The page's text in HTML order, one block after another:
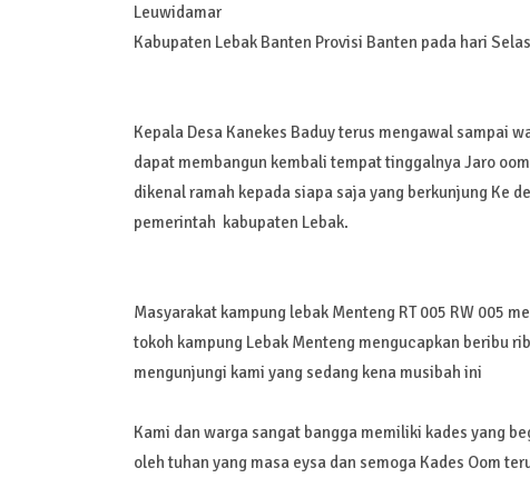
Leuwidamar
Kabupaten Lebak Banten Provisi Banten pada hari
Kepala Desa Kanekes Baduy terus mengawal sampai
dapat membangun kembali tempat tinggalnya Jaro
dikenal ramah kepada siapa saja yang berkunjung Ke
pemerintah kabupaten Lebak.
Masyarakat kampung lebak Menteng RT 005 RW 005
tokoh kampung Lebak Menteng mengucapkan beribu
mengunjungi kami yang sedang kena musibah ini
Kami dan warga sangat bangga memiliki kades yang
oleh tuhan yang masa eysa dan semoga Kades Oom